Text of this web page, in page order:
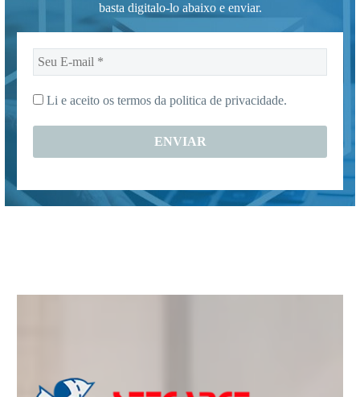
basta digitalo-lo abaixo e enviar.
Seu
E-
mail
*
Li e aceito os termos da politica de privacidade.